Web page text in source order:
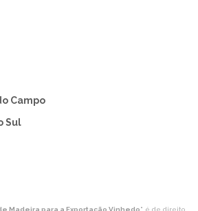
Campo
Sul
Madeira para a Exportação Vinhedo" é de direito